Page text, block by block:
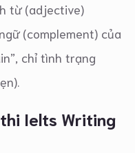
từ (adjective)
(complement) của
chỉ tình trạng
Ielts Writing